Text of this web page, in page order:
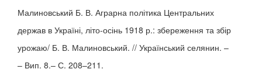
Малиновський Б. В. Аграрна політика Центральних
держав в Україні, літо-осінь 1918 р.: збереження та збір
урожаю/ Б. В. Малиновський. // Український селянин. –
– Вип. 8.– С. 208–211.